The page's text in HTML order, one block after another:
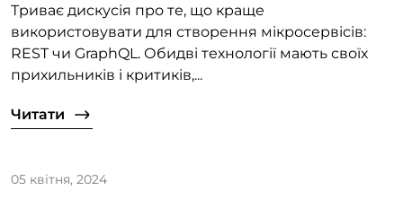
Триває дискусія про те, що краще
використовувати для створення мікросервісів:
REST чи GraphQL. Обидві технології мають своїх
прихильників і критиків,...
Читати
05 квітня, 2024